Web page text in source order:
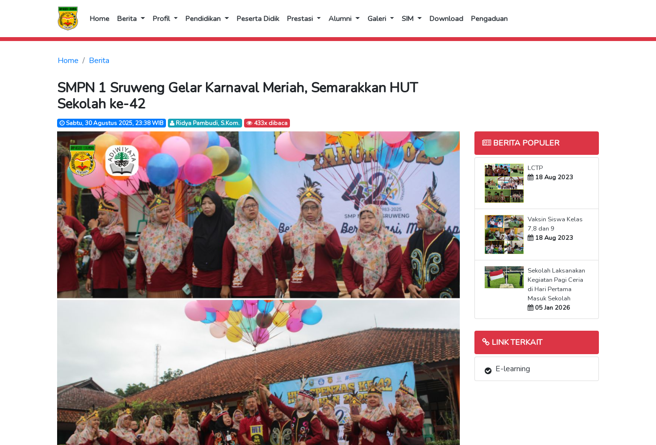
Home Berita Profil Pendidikan Peserta Didik Prestasi Alumni Galeri SIM Download Pengaduan
Home Berita
SMPN 1 Sruweng Gelar Karnaval Meriah, Semarakkan HUT
Sekolah ke-42
Sabtu, 30 Agustus 2025, 23:38 WIB Ridya Pambudi, S.Kom. 433x dibaca
BERITA POPULER
LCTP
18 Aug 2023
Vaksin Siswa Kelas
7,8 dan 9
18 Aug 2023
Sekolah Laksanakan
Kegiatan Pagi Ceria
di Hari Pertama
Masuk Sekolah
05 Jan 2026
LINK TERKAIT
E-learning